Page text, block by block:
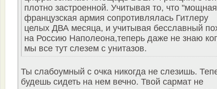
плотно застроенной. Учитывая то, что
французская армия сопротивлялась Гитлеру
целых ДВА месяца, и учитывая бесславный
на Россию Наполеона,теперь даже не знаю
мы все тут слезем с унитазов.
Ты слабоумный с очка никогда не слезишь.
будешь сидеть на нем вечно. Твой сармат не